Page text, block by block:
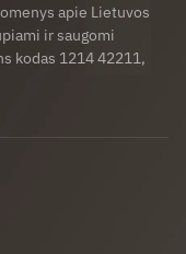
apie Lietuvos
ir saugomi
kodas 1214 42211,